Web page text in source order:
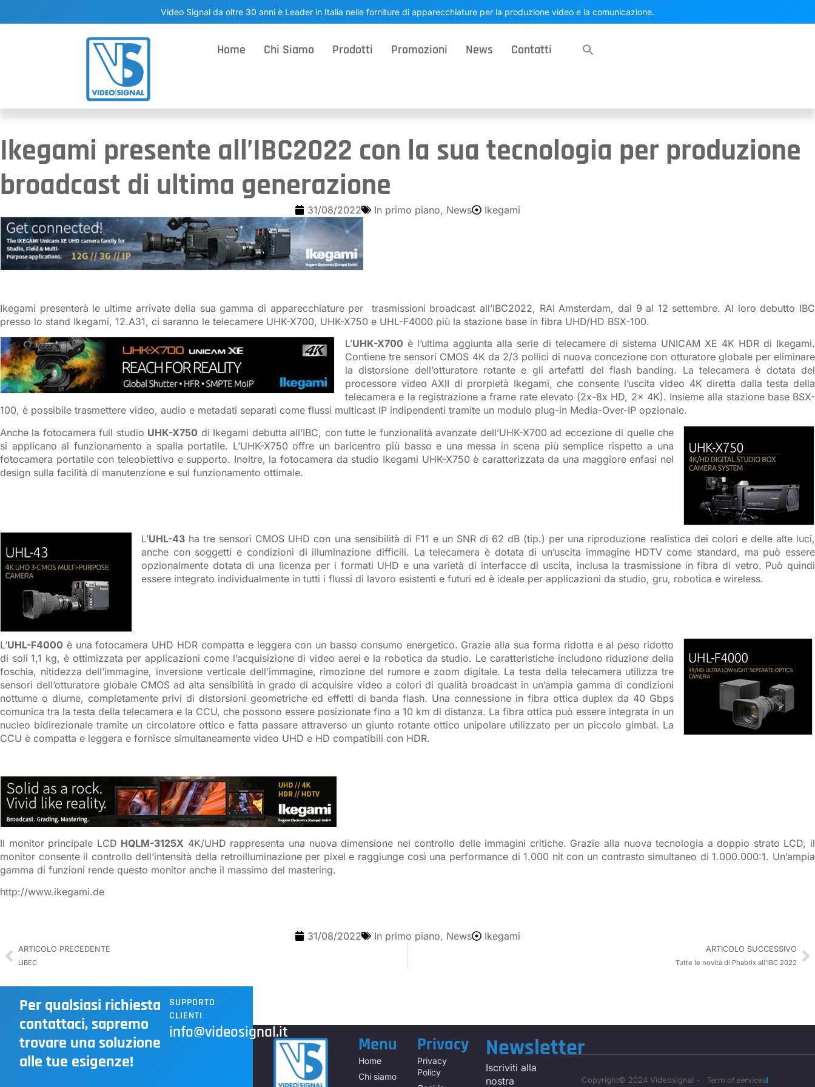
Video Signal da oltre 30 anni è Leader in Italia nelle forniture di apparecchiature per la produzione video e la comunicazione.
Home Chi Siamo Prodotti Promozioni News Contatti
Ikegami presente all’IBC2022 con la sua tecnologia per produzione
broadcast di ultima generazione
31/08/2022 In primo piano, News Ikegami
Ikegami presenterà le ultime arrivate della sua gamma di apparecchiature per trasmissioni broadcast all’IBC2022, RAI Amsterdam, dal 9 al 12 settembre. Al loro debutto IBC
presso lo stand Ikegami, 12.A31, ci saranno le telecamere UHK-X700, UHK-X750 e UHL-F4000 più la stazione base in fibra UHD/HD BSX-100.
L’UHK-X700 è l’ultima aggiunta alla serie di telecamere di sistema UNICAM XE 4K HDR di Ikegami.
Contiene tre sensori CMOS 4K da 2/3 pollici di nuova concezione con otturatore globale per eliminare
la distorsione dell’otturatore rotante e gli artefatti del flash banding. La telecamera è dotata del
processore video AXII di prorpietà Ikegami, che consente l’uscita video 4K diretta dalla testa della
telecamera e la registrazione a frame rate elevato (2x-8x HD, 2x 4K). Insieme alla stazione base BSX-
100, è possibile trasmettere video, audio e metadati separati come flussi multicast IP indipendenti tramite un modulo plug-in Media-Over-IP opzionale.
Anche la fotocamera full studio UHK-X750 di Ikegami debutta all’IBC, con tutte le funzionalità avanzate dell’UHK-X700 ad eccezione di quelle che
si applicano al funzionamento a spalla portatile. L’UHK-X750 offre un baricentro più basso e una messa in scena più semplice rispetto a una
fotocamera portatile con teleobiettivo e supporto. Inoltre, la fotocamera da studio Ikegami UHK-X750 è caratterizzata da una maggiore enfasi nel
design sulla facilità di manutenzione e sul funzionamento ottimale.
L’UHL-43 ha tre sensori CMOS UHD con una sensibilità di F11 e un SNR di 62 dB (tip.) per una riproduzione realistica dei colori e delle alte luci,
anche con soggetti e condizioni di illuminazione difficili. La telecamera è dotata di un’uscita immagine HDTV come standard, ma può essere
opzionalmente dotata di una licenza per i formati UHD e una varietà di interfacce di uscita, inclusa la trasmissione in fibra di vetro. Può quindi
essere integrato individualmente in tutti i flussi di lavoro esistenti e futuri ed è ideale per applicazioni da studio, gru, robotica e wireless.
L’UHL-F4000 è una fotocamera UHD HDR compatta e leggera con un basso consumo energetico. Grazie alla sua forma ridotta e al peso ridotto
di soli 1,1 kg, è ottimizzata per applicazioni come l’acquisizione di video aerei e la robotica da studio. Le caratteristiche includono riduzione della
foschia, nitidezza dell’immagine, inversione verticale dell’immagine, rimozione del rumore e zoom digitale. La testa della telecamera utilizza tre
sensori dell’otturatore globale CMOS ad alta sensibilità in grado di acquisire video a colori di qualità broadcast in un’ampia gamma di condizioni
notturne o diurne, completamente privi di distorsioni geometriche ed effetti di banda flash. Una connessione in fibra ottica duplex da 40 Gbps
comunica tra la testa della telecamera e la CCU, che possono essere posizionate fino a 10 km di distanza. La fibra ottica può essere integrata in un
nucleo bidirezionale tramite un circolatore ottico e fatta passare attraverso un giunto rotante ottico unipolare utilizzato per un piccolo gimbal. La
CCU è compatta e leggera e fornisce simultaneamente video UHD e HD compatibili con HDR.
Il monitor principale LCD HQLM-3125X 4K/UHD rappresenta una nuova dimensione nel controllo delle immagini critiche. Grazie alla nuova tecnologia a doppio strato LCD, il
monitor consente il controllo dell’intensità della retroilluminazione per pixel e raggiunge così una performance di 1.000 nit con un contrasto simultaneo di 1.000.000:1. Un’ampia
gamma di funzioni rende questo monitor anche il massimo del mastering.
http://www.ikegami.de
31/08/2022 In primo piano, News Ikegami
ARTICOLO PRECEDENTE
LIBEC
ARTICOLO SUCCESSIVO
Tutte le novità di Phabrix all’IBC 2022
Per qualsiasi richiesta
contattaci, sapremo
trovare una soluzione
alle tue esigenze!
SUPPORTO
CLIENTI
info@videosignal.it
Menu
Home
Chi siamo
Privacy
Privacy
Policy
Newsletter
Iscriviti alla
nostra
Copyright© 2024 Videosignal -
Term of services